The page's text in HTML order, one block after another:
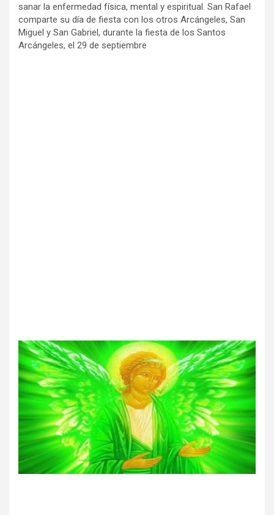
sanar la enfermedad física, mental y espiritual. San Rafael
comparte su día de fiesta con los otros Arcángeles, San
Miguel y San Gabriel, durante la fiesta de los Santos
Arcángeles, el 29 de septiembre